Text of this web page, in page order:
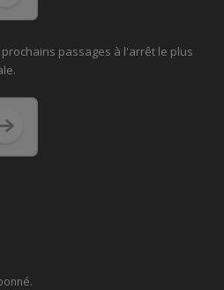
passages à l'arrêt le plus